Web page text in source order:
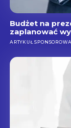
Budżet na
zaplanować
ARTYKUŁ